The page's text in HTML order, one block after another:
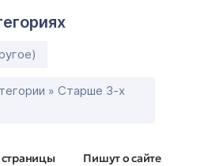
» Старше 3-х
Пишут о сайте